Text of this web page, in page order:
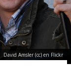
David Amsler (cc) en Flickr